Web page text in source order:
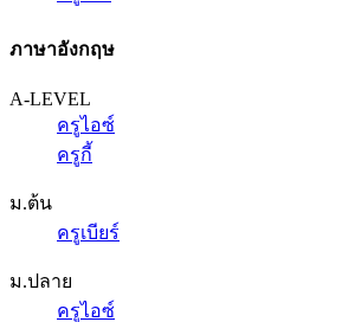
ภาษาอังกฤษ
A-LEVEL
ครูไอซ์
ครูกี้
ม.ต้น
ครูเบียร์
ม.ปลาย
ครูไอซ์